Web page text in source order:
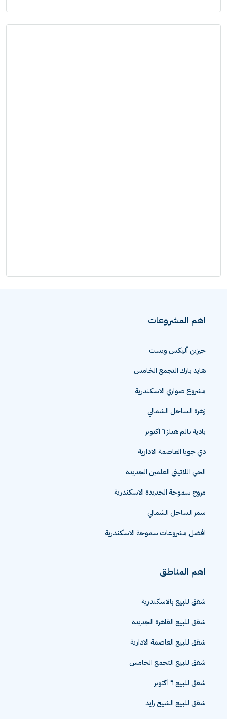
اهم المشروعات
جيزين أليكس ويست
هايد بارك التجمع الخامس
مشروع صواري الاسكندرية
زهرة الساحل الشمالي
بادية بالم هيلز ٦ اكتوبر
دي جويا العاصمة الادارية
الحي اللاتيني العلمين الجديدة
مروج سموحة الجديدة الاسكندرية
سمر الساحل الشمالي
افضل مشروعات سموحة الاسكندرية
اهم المناطق
شقق للبيع بالاسكندرية
شقق للبيع القاهرة الجديدة
شقق للبيع العاصمة الادارية
شقق للبيع التجمع الخامس
شقق للبيع ٦ اكتوبر
شقق للبيع الشيخ زايد